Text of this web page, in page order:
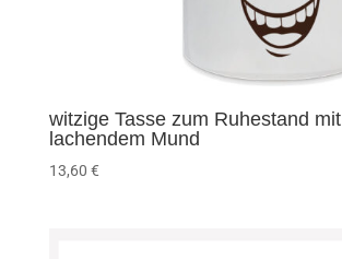
witzige Tasse zum Ruhestand mit
lachendem Mund
13,60 €